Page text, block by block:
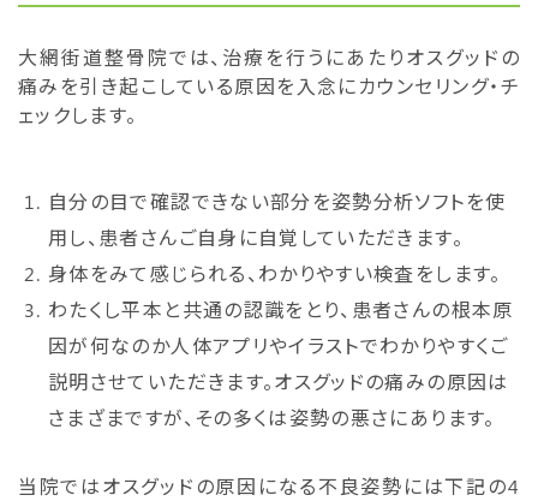
大網街道整骨院では、治療を行うにあたりオスグッドの
痛みを引き起こしている原因を入念にカウンセリング・チ
ェックします。
自分の目で確認できない部分を姿勢分析ソフトを使
用し、患者さんご自身に自覚していただきます。
身体をみて感じられる、わかりやすい検査をします。
わたくし平本と共通の認識をとり、患者さんの根本原
因が何なのか人体アプリやイラストでわかりやすくご
説明させていただきます。オスグッドの痛みの原因は
さまざまですが、その多くは姿勢の悪さにあります。
当院ではオスグッドの原因になる不良姿勢には下記の4